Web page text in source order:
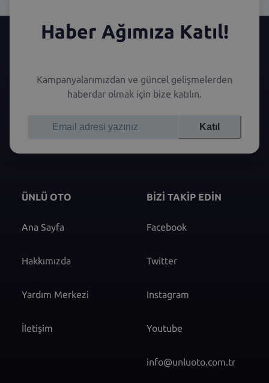
Haber Ağımıza Katıl!
Kampanyalarımızdan ve güncel gelişmelerden
haberdar olmak için bize katılın.
Katıl
ÜNLÜ OTO
Ana Sayfa
Hakkımızda
Yardım Merkezi
İletişim
BİZİ TAKİP EDİN
Facebook
Twitter
Instagram
Youtube
info@unluoto.com.tr